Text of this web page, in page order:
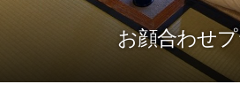
お顔合わせ